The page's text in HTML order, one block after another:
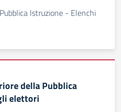
Istruzione - Elenchi
della Pubblica
elettori